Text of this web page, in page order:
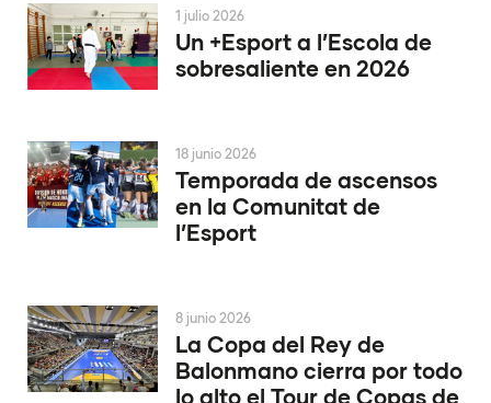
Un +Esport a l’Escola de
sobresaliente en 2026
1 julio 2026
Temporada de ascensos
en la Comunitat de
l’Esport
18 junio 2026
La Copa del Rey de
Balonmano cierra por todo
lo alto el Tour de Copas de
8 junio 2026